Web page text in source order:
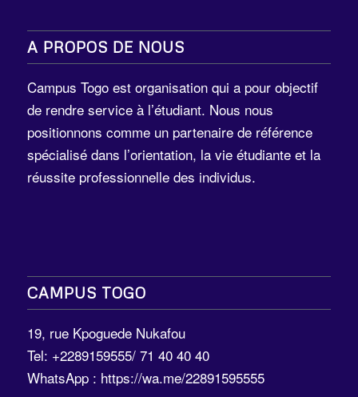
A PROPOS DE NOUS
Campus Togo est organisation qui a pour objectif
de rendre service à l’étudiant. Nous nous
positionnons comme un partenaire de référence
spécialisé dans l’orientation, la vie étudiante et la
réussite professionnelle des individus.
CAMPUS TOGO
19, rue Kpoguede Nukafou
Tel: +2289159555/ 71 40 40 40
WhatsApp : https://wa.me/22891595555